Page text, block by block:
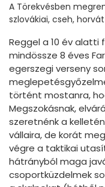
A Törekvésben
szlovákiai, cseh,
Reggel a 10 év alatti
mindössze 8 éves
egerszegi verseny
történt mostanra,
Megszokásnak,
szeretnénk a
vállaira, de korát
végre a taktikai
hátrányból maga
csoportküzdelmek